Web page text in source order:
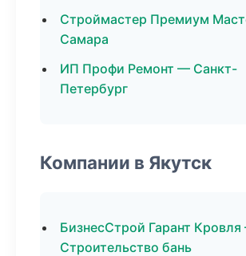
Строймастер Премиум
Самара
ИП Профи Ремонт — Санкт-
Петербург
Компании в Якутск
БизнесСтрой Гарант
Строительство бань